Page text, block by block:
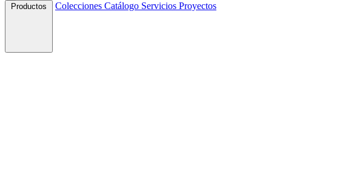
Productos Colecciones Catálogo Servicios Proyectos